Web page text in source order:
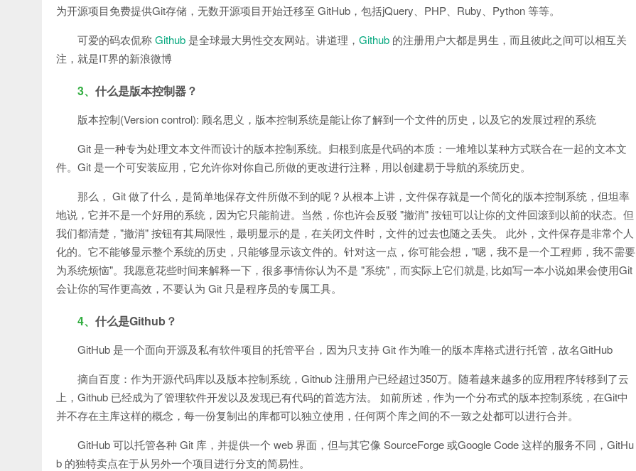
为开源项目免费提供Git存储，无数开源项目开始迁移至 GitHub，包括jQuery、PHP、Ruby、Python 等等。
可爱的码农侃称Github 是全球最大男性交友网站。讲道理， Github 的注册用户大都是男生，而且彼此之间可以相互关
注，就是IT界的新浪微博
3、 什么是版本控制器？
版本控制(Version control): 顾名思义，版本控制系统是能让你了解到一个文件的历史，以及它的发展过程的系统
Git 是一种专为处理文本文件而设计的版本控制系统。归根到底是代码的本质：一堆堆以某种方式联合在一起的文本文
件。Git 是一个可安装应用，它允许你对你自己所做的更改进行注释，用以创建易于导航的系统历史。
那么， Git 做了什么，是简单地保存文件所做不到的呢？从根本上讲，文件保存就是一个简化的版本控制系统，但坦率
地说，它并不是一个好用的系统，因为它只能前进。当然，你也许会反驳 "撤消" 按钮可以让你的文件回滚到以前的状态。但
我们都清楚，"撤消" 按钮有其局限性，最明显示的是，在关闭文件时，文件的过去也随之丢失。 此外，文件保存是非常个人
化的。它不能够显示整个系统的历史，只能够显示该文件的。针对这一点，你可能会想，"嗯，我不是一个工程师，我不需要
为系统烦恼"。我愿意花些时间来解释一下，很多事情你认为不是 "系统"，而实际上它们就是, 比如写一本小说如果会使用Git
会让你的写作更高效，不要认为 Git 只是程序员的专属工具。
4、 什么是Github？
GitHub 是一个面向开源及私有软件项目的托管平台，因为只支持 Git 作为唯一的版本库格式进行托管，故名GitHub
摘自百度：作为开源代码库以及版本控制系统，Github 注册用户已经超过350万。随着越来越多的应用程序转移到了云
上，Github 已经成为了管理软件开发以及发现已有代码的首选方法。 如前所述，作为一个分布式的版本控制系统，在Git中
并不存在主库这样的概念，每一份复制出的库都可以独立使用，任何两个库之间的不一致之处都可以进行合并。
GitHub 可以托管各种 Git 库，并提供一个 web 界面，但与其它像 SourceForge 或Google Code 这样的服务不同，GitHu
b 的独特卖点在于从另外一个项目进行分支的简易性。